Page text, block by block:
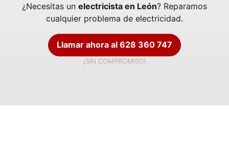
¿Necesitas un electricista en León? Reparamos
cualquier problema de electricidad.
Llamar ahora al 628 360 747
¡SIN COMPROMISO!